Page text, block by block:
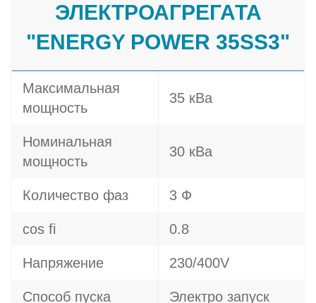
ЭЛЕКТРОАГРЕГАТА
"ENERGY POWER 35SS3"
Максимальная
мощность
35 кВа
Номинальная
мощность
30 кВа
Количество фаз 3 Ф
cos fi 0.8
Напряжение 230/400V
Способ пуска Электро запуск